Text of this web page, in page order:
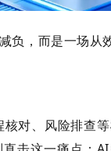
，而是一场从
对、风险排查